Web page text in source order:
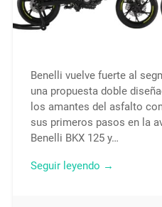
Benelli vuelve fuerte al
una propuesta doble
los amantes del asfalto
sus primeros pasos en la
Benelli BKX 125 y…
Seguir leyendo →